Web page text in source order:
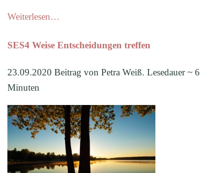
Weiterlesen…
SES4 Weise Entscheidungen treffen
23.09.2020 Beitrag von Petra Weiß. Lesedauer ~ 6
Minuten